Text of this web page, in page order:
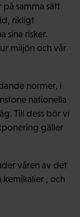
samma sätt
rikligt
sina risker.
miljön och vår
normer, i
nationella
Till dess bör vi
gäller
våren av det
, och